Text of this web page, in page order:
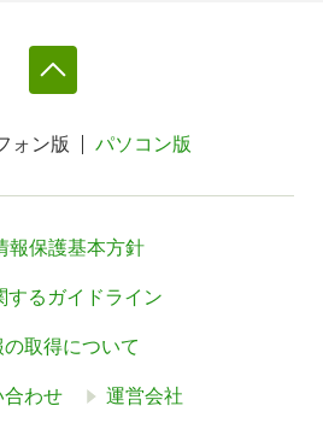
ォン版 パソコン版
報保護基本方針
するガイドライン
取得について
合わせ 運営会社